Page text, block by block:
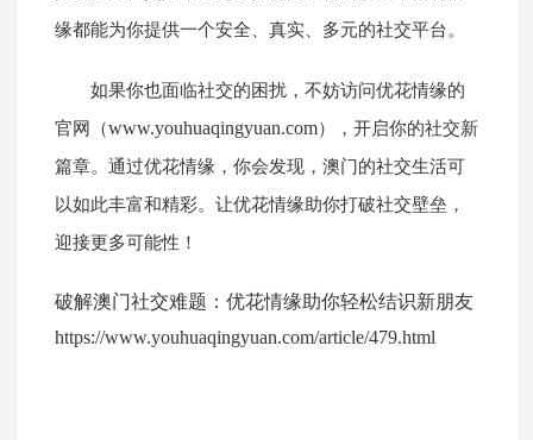
缘都能为你提供一个安全、真实、多元的社交平台。
如果你也面临社交的困扰，不妨访问优花情缘的
官网（www.youhuaqingyuan.com），开启你的社交新
篇章。通过优花情缘，你会发现，澳门的社交生活可
以如此丰富和精彩。让优花情缘助你打破社交壁垒，
迎接更多可能性！
破解澳门社交难题：优花情缘助你轻松结识新朋友
https://www.youhuaqingyuan.com/article/479.html